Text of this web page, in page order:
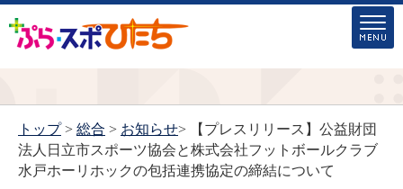
トップ> 総合 > お知らせ> 【プレスリリース】公益財団
法人日立市スポーツ協会と株式会社フットボールクラブ
水戸ホーリホックの包括連携協定の締結について